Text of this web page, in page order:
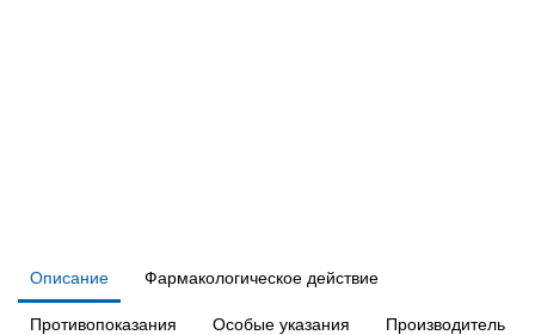
Описание Фармакологическое действие
Противопоказания Особые указания Производитель